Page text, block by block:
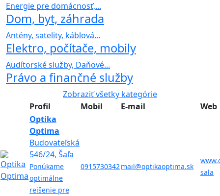
Energie pre domácnosť,...
Dom, byt, záhrada
Antény, satelity, káblová...
Elektro, počítače, mobily
Audítorské služby, Daňové...
Právo a finančné služby
Zobraziť všetky kategórie
Profil
Mobil E-mail
Web
Optika
Optima
Budovateľská
546/24, Šaľa
Ponúkame
optimálne
reišenie pre
0915730342mail@optikaoptima.sk
sala